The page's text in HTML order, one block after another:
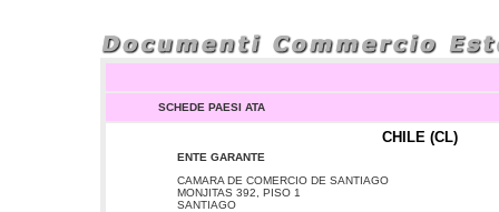
SCHEDE PAESI ATA
CHILE (CL)
ENTE GARANTE
CAMARA DE COMERCIO DE SANTIAGO
MONJITAS 392, PISO 1
SANTIAGO